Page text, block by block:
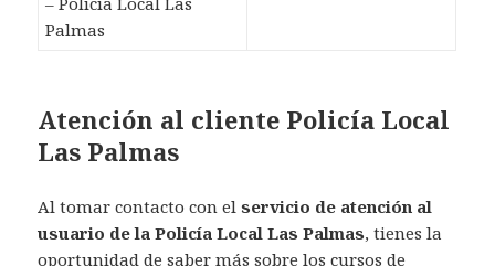
Palmas
Atención al cliente Policía Local
Las Palmas
Al tomar contacto con elservicio de atención al
usuario de la Policía Local Las Palmas, tienes la
oportunidad de saber más sobre los cursos de